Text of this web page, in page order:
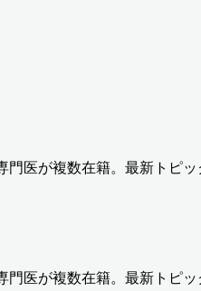
医が複数在籍。最新トピッ
医が複数在籍。最新トピッ